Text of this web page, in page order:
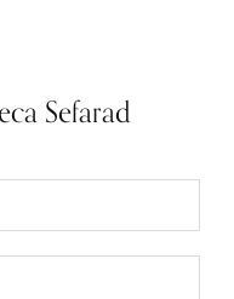
Sefarad